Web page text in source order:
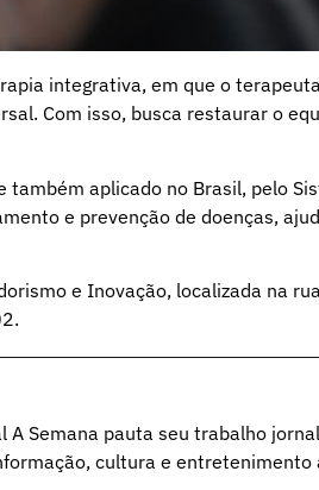
integrativa, em que o
Com isso, busca restaurar o
aplicado no Brasil, pelo
e prevenção de doenças,
e Inovação, localizada na
Semana pauta seu trabalho
cultura e entretenimento